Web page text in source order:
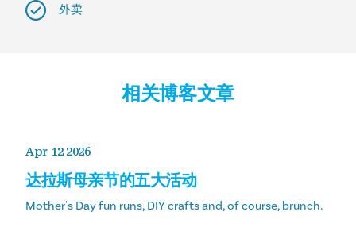
外卖
相关博客文章
Apr 12 2026
达拉斯母亲节的五大活动
Mother's Day fun runs, DIY crafts and, of course, brunch.